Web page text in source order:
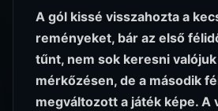
A gól kissé visszahozta a
reményeket, bár az első
tűnt, nem sok keresni
mérkőzésen, de a második
megváltozott a játék képe. A